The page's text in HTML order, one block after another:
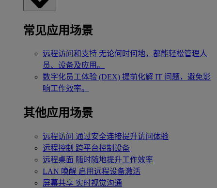
常见应用场景
远程访问和支持 无论何时何地，都能轻松管理人
员、设备及应用。
数字化员工体验 (DEX) 提前化解 IT 问题，避免影
响工作效率。
其他应用场景
远程访问 通过安全连接提升访问体验
远程控制 跨平台控制设备
远程桌面 随时随地提升工作效率
LAN 唤醒 启用远程设备激活
屏幕共享 实时视觉沟通